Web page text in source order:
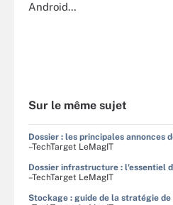
Android…
Sur le même sujet
Dossier : les principales annonces
–TechTarget LeMagIT
Dossier infrastructure : l'essentiel
–TechTarget LeMagIT
Stockage : guide de la stratégie de